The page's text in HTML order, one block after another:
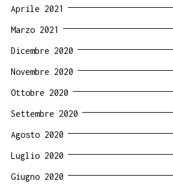
Aprile 2021
Marzo 2021
Dicembre 2020
Novembre 2020
Ottobre 2020
Settembre 2020
Agosto 2020
Luglio 2020
Giugno 2020